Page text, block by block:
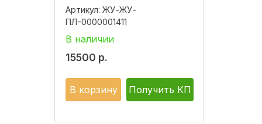
Артикул: ЖУ-ЖУ-
ПЛ-0000001411
В наличии
15500 р.
В корзину Получить КП